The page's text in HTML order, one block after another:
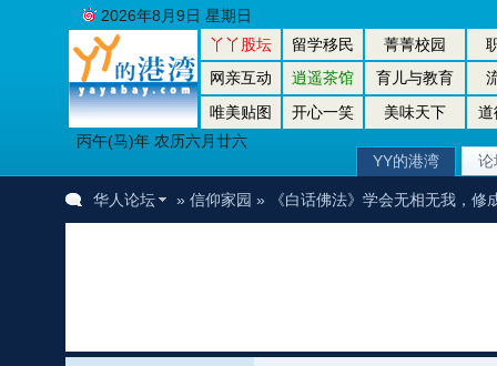
丫丫股坛 留学移民 菁菁校园
网亲互动
逍遥茶馆 育儿与教育
唯美贴图
开心一笑 美味天下
道
丙午(马)年 农历六月廿六
2026年8月9日 星期日
YY的港湾 论
华人论坛 » 信仰家园 » 《白话佛法》学会无相无我，修